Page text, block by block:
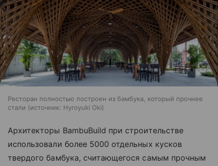
Ресторан полностью построен из бамбука, который прочнее
стали
источник: Hyroyuki Oki
Архитекторы BambuBuild при строительстве
использовали более 5000 отдельных кусков
твердого бамбука, считающегося самым прочным